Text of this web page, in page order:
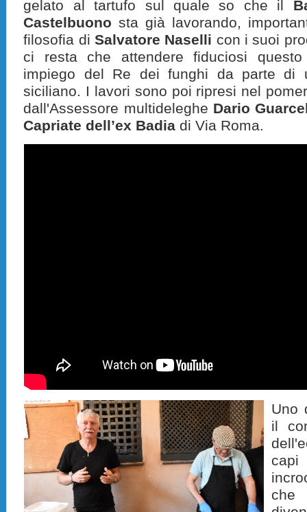
gelato al tartufo sul quale so che il
Castelbuono sta già lavorando,
filosofia diSalvatore Naselli con i suoi
ci resta che attendere fiduciosi
impiego del Re dei funghi da parte di
siciliano. I lavori sono poi ripresi nel
dall'Assessore multideleghe Dario
Capriate dell’ex Badia di Via Roma.
Uno
il